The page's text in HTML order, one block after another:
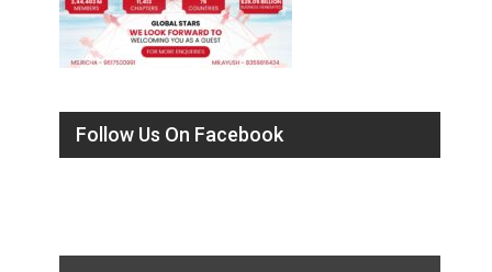
Follow Us On Facebook